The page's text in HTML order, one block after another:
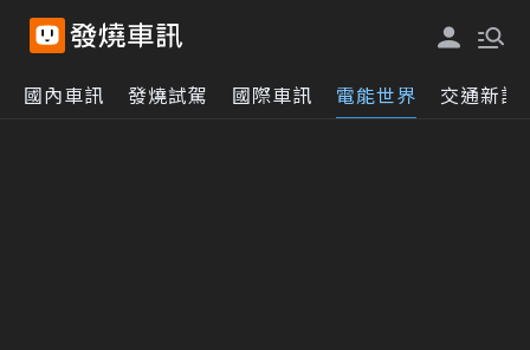
國內車訊 發燒試駕 國際車訊 電能世界 交通新訊